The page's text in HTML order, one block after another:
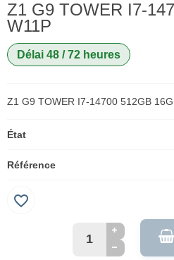
Z1 G9 TOWER I7-
W11P
Délai 48 / 72 heures
Z1 G9 TOWER I7-14700 512GB
État
Référence
favorite_border